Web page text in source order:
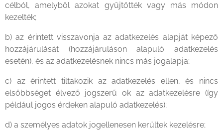
célból, amelyből azokat gyűjtötték vagy más módon
kezelték;
b) az érintett visszavonja az adatkezelés alapját képező
hozzájárulását (hozzájáruláson alapuló adatkezelés
esetén), és az adatkezelésnek nincs más jogalapja;
c) az érintett tiltakozik az adatkezelés ellen, és nincs
elsőbbséget élvező jogszerű ok az adatkezelésre (így
például jogos érdeken alapuló adatkezelés);
d) a személyes adatok jogellenesen kerültek kezelésre;